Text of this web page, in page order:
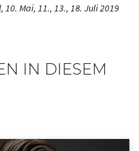
10. Mai, 11., 13., 18. Juli 2019
IN DIESEM